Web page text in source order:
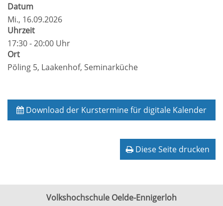
Datum
Mi., 16.09.2026
Uhrzeit
17:30 - 20:00 Uhr
Ort
Pöling 5, Laakenhof, Seminarküche
Download der Kurstermine für digitale Kalender
Diese Seite drucken
Volkshochschule Oelde-Ennigerloh